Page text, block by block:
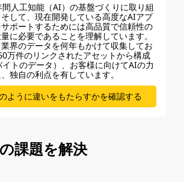
人工知能（AI）の基盤づくりに取り組
して、現在開発している高度なAIアプ
ポートするためには高品質で信頼性の
に必要であることを理解しています。
界のデータを何年もかけて収集してお
万件のリンクされたアセットから構成
トのデータ）、お客様に向けてAIの力
独自の利点を有しています。
ように違いをもたらすかを確認する
課題を解決